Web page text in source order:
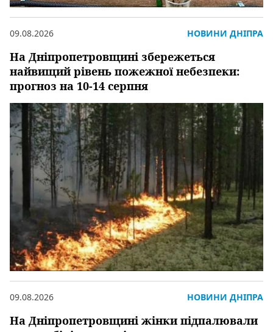
На Дніпропетровщині збережеться
найвищий рівень пожежної небезпеки:
прогноз на 10-14 серпня
09.08.2026 НОВИНИ ДНІПРА
На Дніпропетровщині жінки підпалювали
09.08.2026 НОВИНИ ДНІПРА